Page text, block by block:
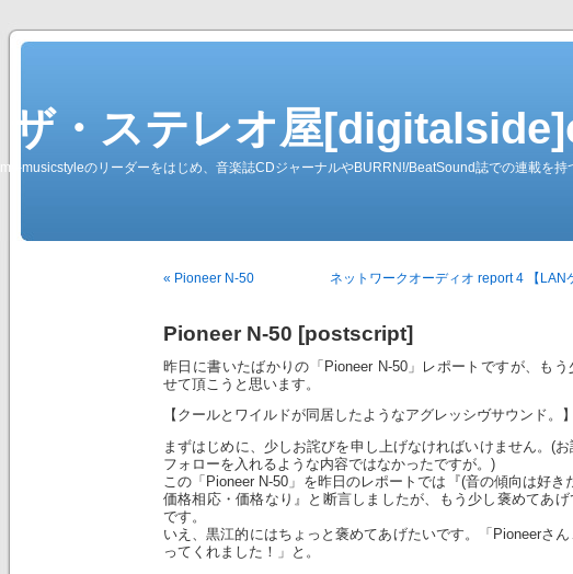
ザ・ステレオ屋
my-musicstyleのリーダーをはじめ、音楽誌CDジャーナルやBURRN!/BeatSound誌での連載を持
« Pioneer N-50 ネットワークオーディオ report 4 【LAN
Pioneer N-50 [postscript]
昨日に書いたばかりの「Pioneer N-50」レポートですが、もう
せて頂こうと思います。
【クールとワイルドが同居したようなアグレッシヴサウンド。】
まずはじめに、少しお詫びを申し上げなければいけません。(お
フォローを入れるような内容ではなかったですが。)
この「Pioneer N-50」を昨日のレポートでは『(音の傾向は好き
価格相応・価格なり』と断言しましたが、もう少し褒めてあげ
です。
いえ、黒江的にはちょっと褒めてあげたいです。「Pioneerさ
ってくれました！」と。